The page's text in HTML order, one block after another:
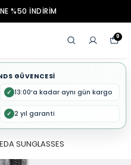
%50 İNDİRİM
0
GÜVENCESİ
✓ 13:00’a kadar aynı gün kargo
✓ 2 yıl garanti
SUNGLASSES